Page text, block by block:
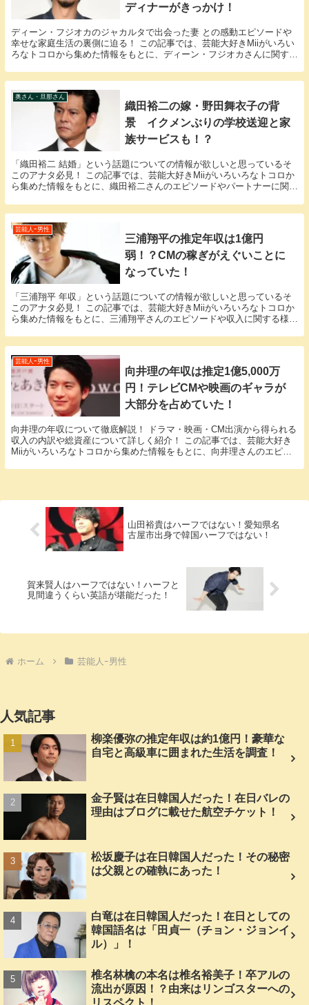
ディナーがきっかけ！
ディーン・フジオカのジャカルタで出会った妻 との感動エピソードや
幸せな家庭生活の裏側に迫る！ この記事では、芸能大好きMiiがいろい
ろなトコロから集めた情報をもとに、ディーン・フジオカさんに関する
奥さん・旦那さん
織田裕二の嫁・野田舞衣子の背
景 イクメンぶりの学校送迎と家
族サービスも！？
「織田裕二 結婚」という話題についての情報が欲しいと思っているそ
このアナタ必見！ この記事では、芸能大好きMiiがいろいろなトコロか
ら集めた情報をもとに、織田裕二さんのエピソードやパートナーに関す
芸能人ｰ男性
三浦翔平の推定年収は1億円
弱！？CMの稼ぎがえぐいことに
なっていた！
「三浦翔平 年収」という話題についての情報が欲しいと思っているそ
このアナタ必見！ この記事では、芸能大好きMiiがいろいろなトコロか
ら集めた情報をもとに、三浦翔平さんのエピソードや収入に関する様々
芸能人ｰ男性
向井理の年収は推定1億5,000万
円！テレビCMや映画のギャラが
大部分を占めていた！
向井理の年収について徹底解説！ ドラマ・映画・CM出演から得られる
収入の内訳や総資産について詳しく紹介！ この記事では、芸能大好き
Miiがいろいろなトコロから集めた情報をもとに、向井理さんのエピソ
山田裕貴はハーフではない！愛知県名
古屋市出身で韓国ハーフではない！
賀来賢人はハーフではない！ハーフと
見間違うくらい英語が堪能だった！
ホーム 芸能人ｰ男性
人気記事
柳楽優弥の推定年収は約1億円！豪華な
自宅と高級車に囲まれた生活を調査！
金子賢は在日韓国人だった！在日バレの
理由はブログに載せた航空チケット！
松坂慶子は在日韓国人だった！その秘密
は父親との確執にあった！
白竜は在日韓国人だった！在日としての
韓国語名は「田貞一（チョン・ジョンイ
ル）」！
椎名林檎の本名は椎名裕美子！卒アルの
流出が原因！？由来はリンゴスターへの
リスペクト！